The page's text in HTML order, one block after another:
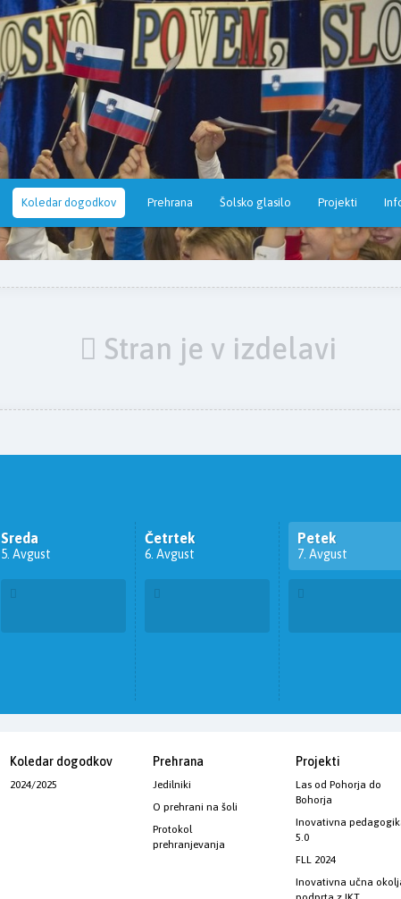
Koledar dogodkov Prehrana Šolsko glasilo Projekti
Stran je v izdelavi
Sreda
5. Avgust
Četrtek
6. Avgust
Petek
7. Avgust
Koledar dogodkov
2024/2025
Prehrana
Jedilniki
O prehrani na šoli
Protokol
prehranjevanja
Projekti
Las od Pohorja do
Bohorja
Inovativna
5.0
FLL 2024
Inovativna učna